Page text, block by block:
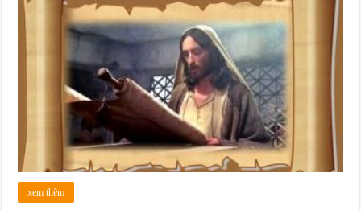
Nghiệm
Kinh
Thánh:
Bài
Ca
Ý
Lực
Sống
CN
3
Thường
Niên
C
xem thêm